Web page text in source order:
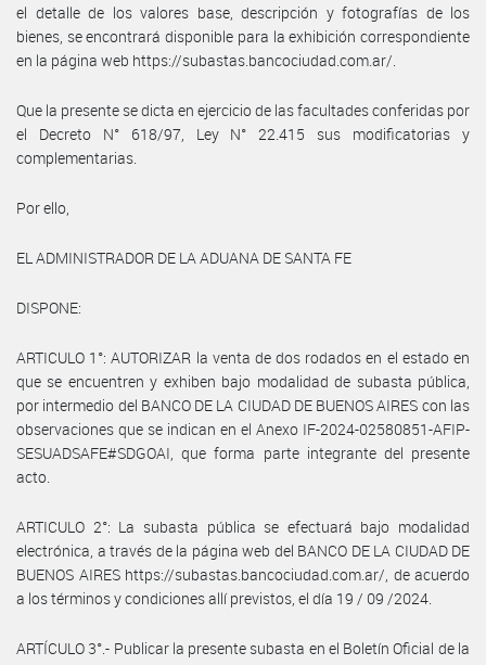
el detalle de los valores base, descripción y fotografías de los
bienes, se encontrará disponible para la exhibición correspondiente
en la página web https://subastas.bancociudad.com.ar/.
Que la presente se dicta en ejercicio de las facultades conferidas por
el Decreto N° 618/97, Ley N° 22.415 sus modificatorias y
complementarias.
Por ello,
EL ADMINISTRADOR DE LA ADUANA DE SANTA FE
DISPONE:
ARTICULO 1°: AUTORIZAR la venta de dos rodados en el estado en
que se encuentren y exhiben bajo modalidad de subasta pública,
por intermedio del BANCO DE LA CIUDAD DE BUENOS AIRES con las
observaciones que se indican en el Anexo IF-2024-02580851-AFIP-
SESUADSAFE#SDGOAI, que forma parte integrante del presente
acto.
ARTICULO 2°: La subasta pública se efectuará bajo modalidad
electrónica, a través de la página web del BANCO DE LA CIUDAD DE
BUENOS AIRES https://subastas.bancociudad.com.ar/, de acuerdo
a los términos y condiciones allí previstos, el día 19 / 09 /2024.
ARTÍCULO 3°.- Publicar la presente subasta en el Boletín Oficial de la